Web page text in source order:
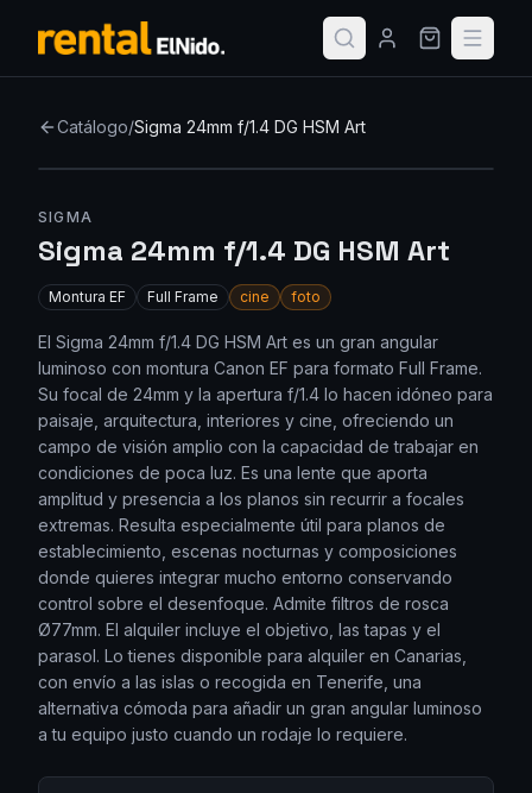
Catálogo/Sigma 24mm f/1.4 DG HSM Art
SIGMA
Sigma 24mm f/1.4 DG HSM Art
Montura EF Full Frame cine foto
El Sigma 24mm f/1.4 DG HSM Art es un gran angular
luminoso con montura Canon EF para formato Full Frame.
Su focal de 24mm y la apertura f/1.4 lo hacen idóneo para
paisaje, arquitectura, interiores y cine, ofreciendo un
campo de visión amplio con la capacidad de trabajar en
condiciones de poca luz. Es una lente que aporta
amplitud y presencia a los planos sin recurrir a focales
extremas. Resulta especialmente útil para planos de
establecimiento, escenas nocturnas y composiciones
donde quieres integrar mucho entorno conservando
control sobre el desenfoque. Admite filtros de rosca
Ø77mm. El alquiler incluye el objetivo, las tapas y el
parasol. Lo tienes disponible para alquiler en Canarias,
con envío a las islas o recogida en Tenerife, una
alternativa cómoda para añadir un gran angular luminoso
a tu equipo justo cuando un rodaje lo requiere.